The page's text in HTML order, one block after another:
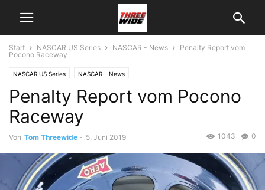
Start NASCAR US Series NASCAR - News
Penalty Report vom
Pocono Raceway
NASCAR US Series NASCAR - News
Penalty Report vom Pocono
Raceway
Von Tom Threewide - 5. Juni 2019 0
1043